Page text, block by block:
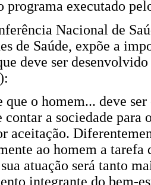
programa executado
Nacional de
de Saúde, expõe a
deve ser
que o homem... deve
contar a sociedade para
aceitação.
ao homem a tarefa
atuação será tanto
integrante do bem-